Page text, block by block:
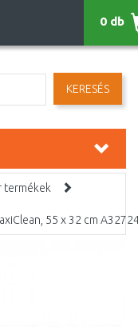
KERESÉS
0 db
termékek
55 x 32 cm